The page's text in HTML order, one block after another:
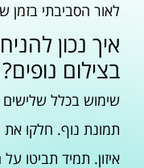
לאור הסביבתי בזמן
איך נכון
בצילום נופים?
שימוש בכלל שלישים
תמונת נוף. חלקו
איזון. תמיד תביטו